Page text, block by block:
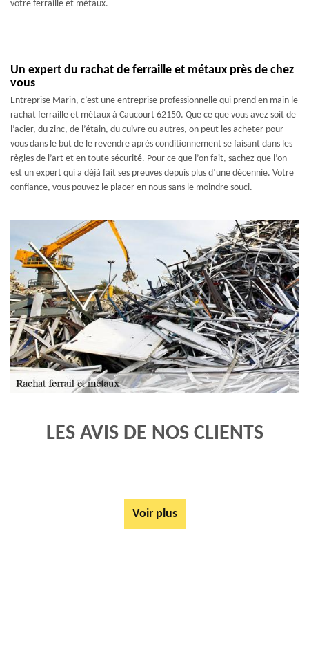
votre ferraille et métaux.
Un expert du rachat de ferraille et métaux près de chez
vous
Entreprise Marin, c’est une entreprise professionnelle qui prend en main le
rachat ferraille et métaux à Caucourt 62150. Que ce que vous avez soit de
l’acier, du zinc, de l’étain, du cuivre ou autres, on peut les acheter pour
vous dans le but de le revendre après conditionnement se faisant dans les
règles de l’art et en toute sécurité. Pour ce que l’on fait, sachez que l’on
est un expert qui a déjà fait ses preuves depuis plus d’une décennie. Votre
confiance, vous pouvez le placer en nous sans le moindre souci.
LES AVIS DE NOS CLIENTS
Voir plus